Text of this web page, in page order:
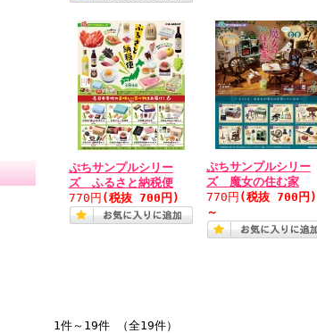
ぷちサンプルシリー
ズ ふるさと納税便
770円 (税抜 700円)
ぷちサンプルシリー
ズ 魔女の住む家
770円 (税抜 700円)
～
1件～19件 （全19件）